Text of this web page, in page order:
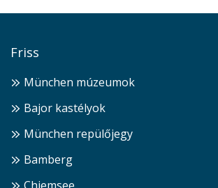
Friss
München múzeumok
Bajor kastélyok
München repülőjegy
Bamberg